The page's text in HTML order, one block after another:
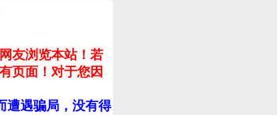
友浏览本站！若
页面！对于您因
遭遇骗局，没有得